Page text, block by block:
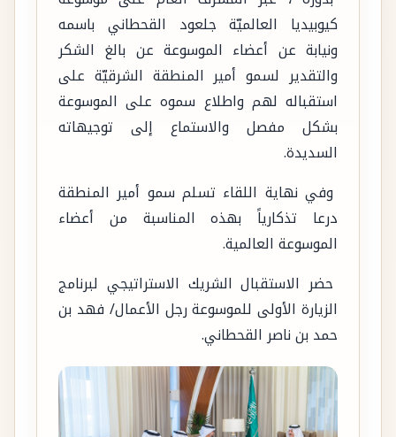
كيوبيديا العالميّة جلعود القحطاني باسمه
ونيابة عن أعضاء الموسوعة عن بالغ الشكر
والتقدير لسمو أمير المنطقة الشرقيّة على
استقباله لهم واطلاع سموه على الموسوعة
بشكل مفصل والاستماع إلى توجيهاته
السديدة.
وفي نهاية اللقاء تسلم سمو أمير المنطقة
درعا تذكارياً بهذه المناسبة من أعضاء
الموسوعة العالمية.
حضر الاستقبال الشريك الاستراتيجي لبرنامج
الزيارة الأولى للموسوعة رجل الأعمال/ فهد بن
حمد بن ناصر القحطاني.